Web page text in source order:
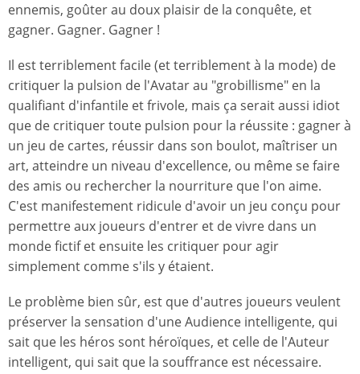
ennemis, goûter au doux plaisir de la conquête, et
gagner. Gagner. Gagner !
Il est terriblement facile (et terriblement à la mode) de
critiquer la pulsion de l'Avatar au "grobillisme" en la
qualifiant d'infantile et frivole, mais ça serait aussi idiot
que de critiquer toute pulsion pour la réussite : gagner à
un jeu de cartes, réussir dans son boulot, maîtriser un
art, atteindre un niveau d'excellence, ou même se faire
des amis ou rechercher la nourriture que l'on aime.
C'est manifestement ridicule d'avoir un jeu conçu pour
permettre aux joueurs d'entrer et de vivre dans un
monde fictif et ensuite les critiquer pour agir
simplement comme s'ils y étaient.
Le problème bien sûr, est que d'autres joueurs veulent
préserver la sensation d'une Audience intelligente, qui
sait que les héros sont héroïques, et celle de l'Auteur
intelligent, qui sait que la souffrance est nécessaire.